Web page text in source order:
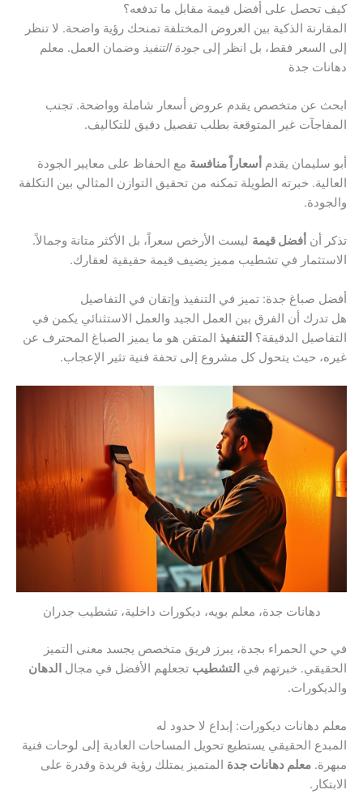
كيف تحصل على أفضل قيمة مقابل ما تدفعه؟
المقارنة الذكية بين العروض المختلفة تمنحك رؤية واضحة. لا تنظر
إلى السعر فقط، بل انظر إلى جودة التنفيذ وضمان العمل. معلم
دهانات جدة
ابحث عن متخصص يقدم عروض أسعار شاملة وواضحة. تجنب
المفاجآت غير المتوقعة بطلب تفصيل دقيق للتكاليف.
أبو سليمان يقدم أسعاراً منافسة مع الحفاظ على معايير الجودة
العالية. خبرته الطويلة تمكنه من تحقيق التوازن المثالي بين التكلفة
والجودة.
تذكر أن أفضل قيمة ليست الأرخص سعراً، بل الأكثر متانة وجمالاً.
الاستثمار في تشطيب مميز يضيف قيمة حقيقية لعقارك.
أفضل صباغ جدة: تميز في التنفيذ وإتقان في التفاصيل
هل تدرك أن الفرق بين العمل الجيد والعمل الاستثنائي يكمن في
التفاصيل الدقيقة؟ التنفيذ المتقن هو ما يميز الصباغ المحترف عن
غيره، حيث يتحول كل مشروع إلى تحفة فنية تثير الإعجاب.
دهانات جدة، معلم بويه، ديكورات داخلية، تشطيب جدران
في حي الحمراء بجدة، يبرز فريق متخصص يجسد معنى التميز
الحقيقي. خبرتهم في التشطيب تجعلهم الأفضل في مجال الدهان
والديكورات.
معلم دهانات ديكورات: إبداع لا حدود له
المبدع الحقيقي يستطيع تحويل المساحات العادية إلى لوحات فنية
مبهرة. معلم دهانات جدة المتميز يمتلك رؤية فريدة وقدرة على
الابتكار.